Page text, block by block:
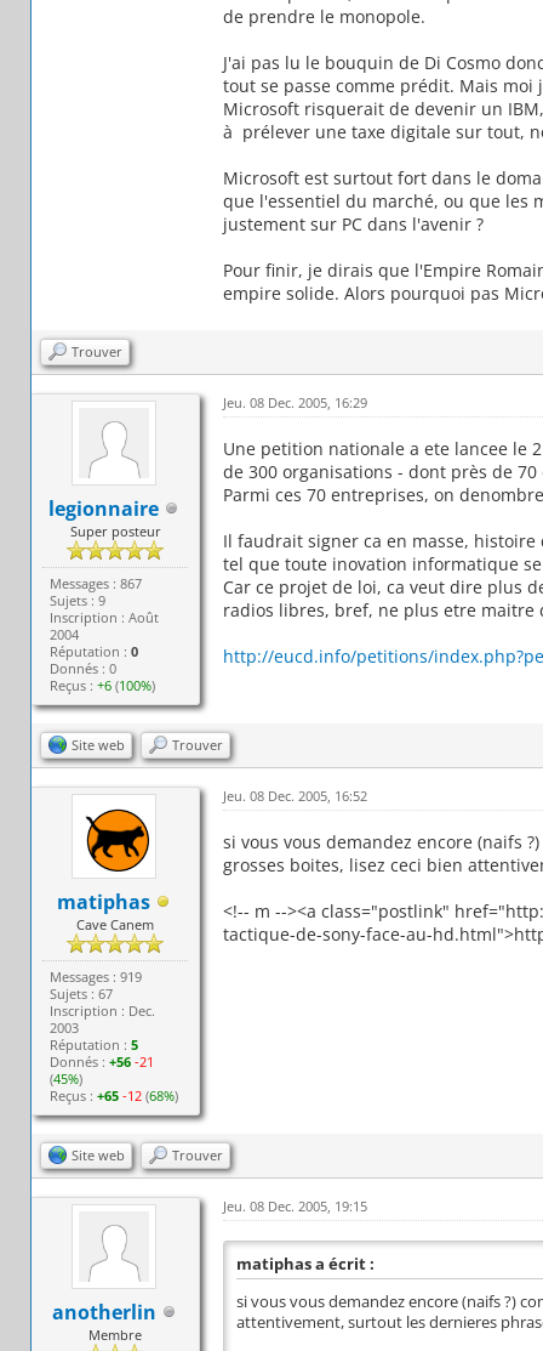
de prendre le monopole.
J'ai pas lu le bouquin de Di Cosmo
tout se passe comme prédit. Mais
Microsoft risquerait de devenir un
à prélever une taxe digitale sur tout,
Microsoft est surtout fort dans le
que l'essentiel du marché, ou que les
justement sur PC dans l'avenir ?
Pour finir, je dirais que l'Empire
empire solide. Alors pourquoi pas
Trouver
legionnaire
Super posteur
Messages : 867
Sujets : 9
Inscription : Août
2004
Réputation :0
Donnés : 0
Reçus :+6 (100%)
Jeu. 08 Dec. 2005, 16:29
Une petition nationale a ete lancee le
de 300 organisations - dont près de
Parmi ces 70 entreprises, on
Il faudrait signer ca en masse,
tel que toute inovation informatique
Car ce projet de loi, ca veut dire plus
radios libres, bref, ne plus etre
http://eucd.info/petitions/
Site web Trouver
matiphas
Cave Canem
Messages : 919
Sujets : 67
Inscription : Dec.
2003
Réputation :5
Donnés :+56 -21
(45%)
Reçus :+65 -12 (68%)
Jeu. 08 Dec. 2005, 16:52
si vous vous demandez encore (naifs
grosses boites, lisez ceci bien
<!-- m --><a class="postlink"
tactique-de-sony-face-au-
Site web Trouver
anotherlin
Membre
Jeu. 08 Dec. 2005, 19:15
matiphas a écrit :
si vous vous demandez encore (naifs ?)
attentivement, surtout les dernieres